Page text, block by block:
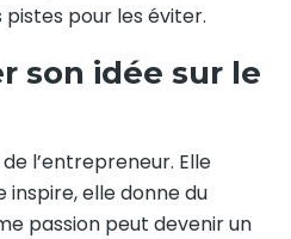
pour les éviter.
son idée sur le
l’entrepreneur. Elle
inspire, elle donne du
passion peut devenir un